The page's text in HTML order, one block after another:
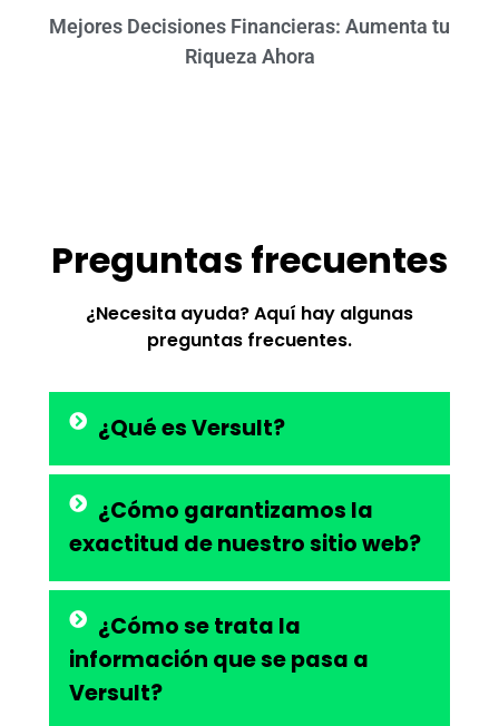
Mejores Decisiones Financieras: Aumenta tu
Riqueza Ahora
Preguntas frecuentes
¿Necesita ayuda? Aquí hay algunas
preguntas frecuentes.
¿Qué es Versult?
¿Cómo garantizamos la
exactitud de nuestro sitio web?
¿Cómo se trata la
información que se pasa a
Versult?